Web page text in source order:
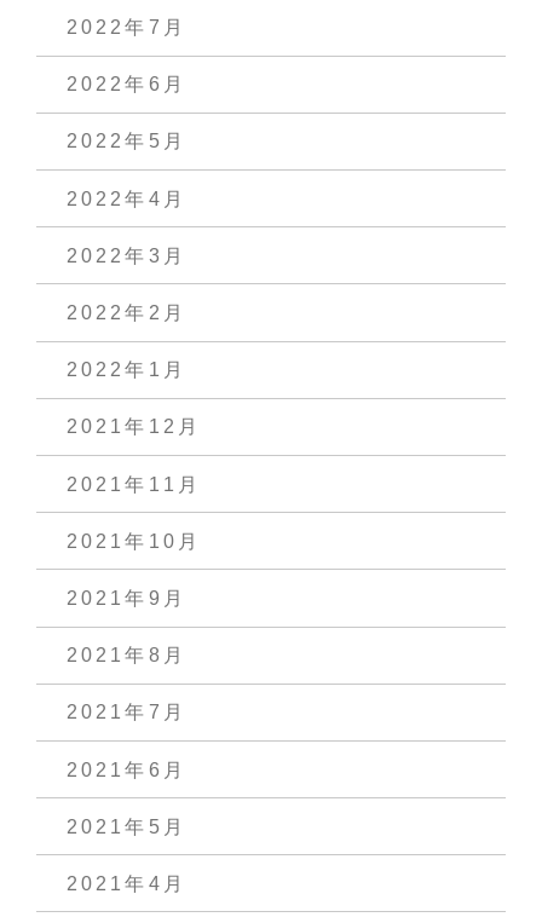
2022年7月
2022年6月
2022年5月
2022年4月
2022年3月
2022年2月
2022年1月
2021年12月
2021年11月
2021年10月
2021年9月
2021年8月
2021年7月
2021年6月
2021年5月
2021年4月